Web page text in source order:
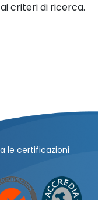
criteri di ricerca.
le certificazioni